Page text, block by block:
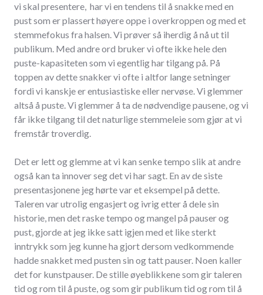
vi skal presentere, har vi en tendens til å snakke med en
pust som er plassert høyere oppe i overkroppen og med et
stemmefokus fra halsen. Vi prøver så iherdig å nå ut til
publikum. Med andre ord bruker vi ofte ikke hele den
puste-kapasiteten som vi egentlig har tilgang på. På
toppen av dette snakker vi ofte i altfor lange setninger
fordi vi kanskje er entusiastiske eller nervøse. Vi glemmer
altså å puste. Vi glemmer å ta de nødvendige pausene, og vi
får ikke tilgang til det naturlige stemmeleie som gjør at vi
fremstår troverdig.
Det er lett og glemme at vi kan senke tempo slik at andre
også kan ta innover seg det vi har sagt. En av de siste
presentasjonene jeg hørte var et eksempel på dette.
Taleren var utrolig engasjert og ivrig etter å dele sin
historie, men det raske tempo og mangel på pauser og
pust, gjorde at jeg ikke satt igjen med et like sterkt
inntrykk som jeg kunne ha gjort dersom vedkommende
hadde snakket med pusten sin og tatt pauser. Noen kaller
det for kunstpauser. De stille øyeblikkene som gir taleren
tid og rom til å puste, og som gir publikum tid og rom til å